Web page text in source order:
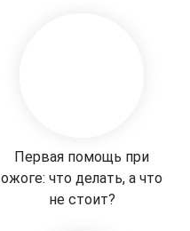
Первая помощь при
ожоге: что делать, а что
не стоит?